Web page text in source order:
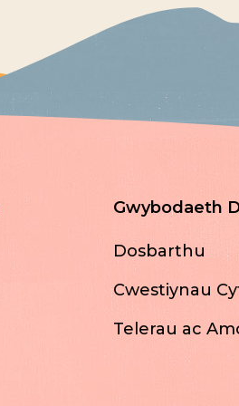
Gwybodaeth
Dosbarthu
Cwestiynau
Telerau ac